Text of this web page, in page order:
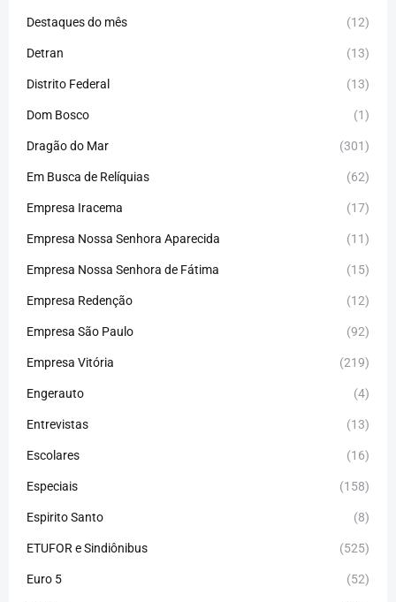
Destaques do mês (12)
Detran (13)
Distrito Federal (13)
Dom Bosco (1)
Dragão do Mar (301)
Em Busca de Relíquias (62)
Empresa Iracema (17)
Empresa Nossa Senhora Aparecida (11)
Empresa Nossa Senhora de Fátima (15)
Empresa Redenção (12)
Empresa São Paulo (92)
Empresa Vitória (219)
Engerauto (4)
Entrevistas (13)
Escolares (16)
Especiais (158)
Espirito Santo (8)
ETUFOR e Sindiônibus (525)
Euro 5 (52)